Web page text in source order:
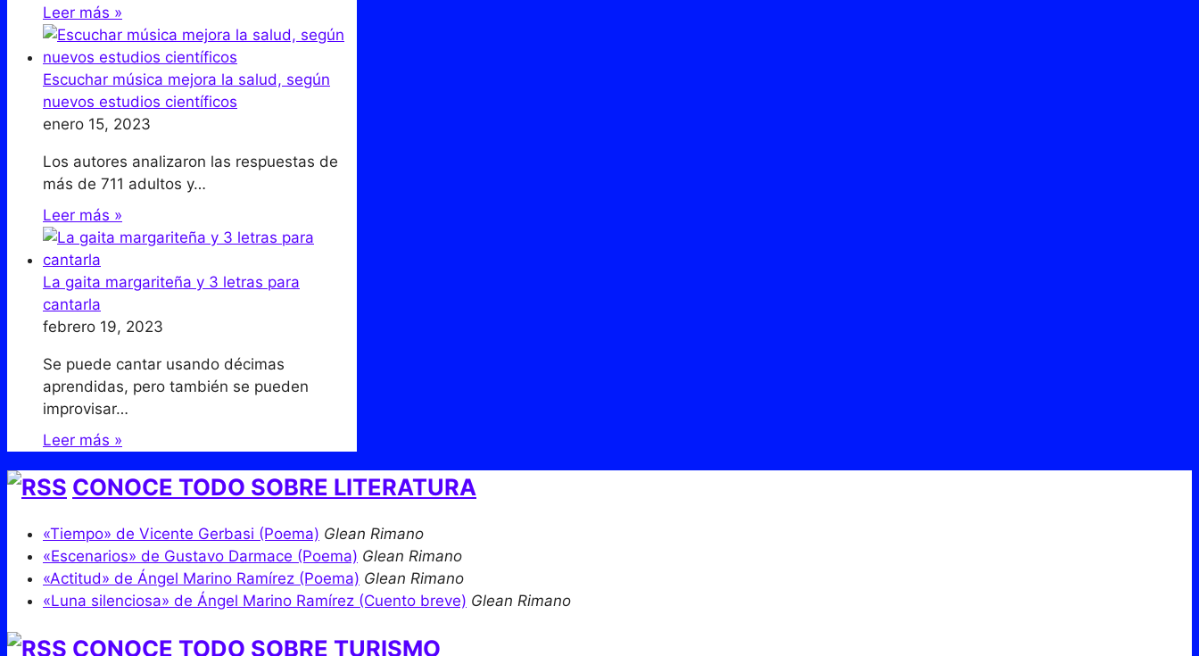
Leer más »
Escuchar música mejora la salud, según
nuevos estudios científicos
enero 15, 2023
Los autores analizaron las respuestas de
más de 711 adultos y…
Leer más »
La gaita margariteña y 3 letras para
cantarla
febrero 19, 2023
Se puede cantar usando décimas
aprendidas, pero también se pueden
improvisar…
Leer más »
CONOCE TODO SOBRE LITERATURA
«Tiempo» de Vicente Gerbasi (Poema) Glean Rimano
«Escenarios» de Gustavo Darmace (Poema) Glean Rimano
«Actitud» de Ángel Marino Ramírez (Poema) Glean Rimano
«Luna silenciosa» de Ángel Marino Ramírez (Cuento breve) Glean Rimano
CONOCE TODO SOBRE TURISMO